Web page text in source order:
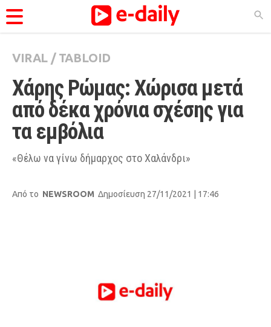
ΚΑΤΗΓΟΡΊΕΣ
Ειδήσεις
Θέματα
Videos
Podcasts
Life
VIRAL / TABLOID
Χάρης Ρώμας: Χώρισα μετά
από δέκα χρόνια σχέσης για
τα εμβόλια
«Θέλω να γίνω δήμαρχος στο Χαλάνδρι»
Από το NEWSROOM Δημοσίευση 27/11/2021 | 17:46